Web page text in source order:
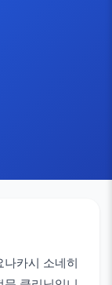
카시 소네히